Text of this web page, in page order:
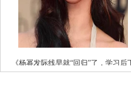
《杨幂发际线早就“回归”了，学习后下
一》